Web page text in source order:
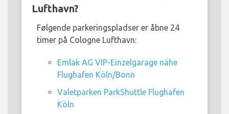
Lufthavn?
Følgende parkeringspladser er åbne 24
timer på Cologne Lufthavn:
Emlak AG VIP-Einzelgarage nähe
Flughafen Köln/Bonn
Valetparken ParkShuttle Flughafen
Köln